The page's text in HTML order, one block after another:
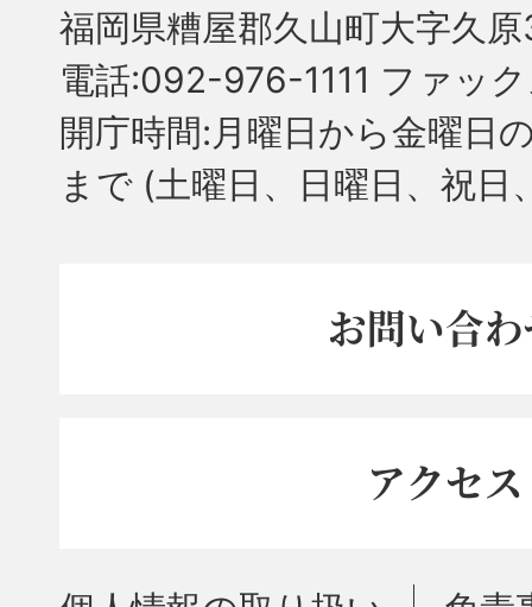
福岡県糟屋郡久山町大字久
電話:092-976-1111 ファッ
開庁時間:月曜日から金曜日
まで (土曜日、日曜日、祝日
お問い合
アクセス